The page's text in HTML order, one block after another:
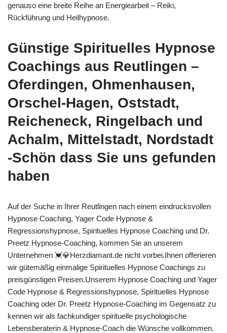
genauso eine breite Reihe an Energiearbeit – Reiki,
Rückführung und Heilhypnose.
Günstige Spirituelles Hypnose
Coachings aus Reutlingen –
Oferdingen, Ohmenhausen,
Orschel-Hagen, Oststadt,
Reicheneck, Ringelbach und
Achalm, Mittelstadt, Nordstadt
-Schön dass Sie uns gefunden
haben
Auf der Suche in Ihrer Reutlingen nach einem eindrucksvollen
Hypnose Coaching, Yager Code Hypnose &
Regressionshypnose, Spirituelles Hypnose Coaching und Dr.
Preetz Hypnose-Coaching, kommen Sie an unserem
Unternehmen 💓️💎Herzdiamant.de nicht vorbei.Ihnen offerieren
wir gütemäßig einmalige Spirituelles Hypnose Coachings zu
preisgünstigen Preisen.Unserem Hypnose Coaching und Yager
Code Hypnose & Regressionshypnose, Spirituelles Hypnose
Coaching oder Dr. Preetz Hypnose-Coaching im Gegensatz zu
kennen wir als fachkundiger spirituelle psychologische
Lebensberaterin & Hypnose-Coach die Wünsche vollkommen.